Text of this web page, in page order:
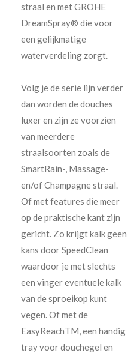
straal en met GROHE
DreamSpray® die voor
een gelijkmatige
waterverdeling zorgt.
Volg je de serie lijn verder
dan worden de douches
luxer en zijn ze voorzien
van meerdere
straalsoorten zoals de
SmartRain-, Massage-
en/of Champagne straal.
Of met features die meer
op de praktische kant zijn
gericht. Zo krijgt kalk geen
kans door SpeedClean
waardoor je met slechts
een vinger eventuele kalk
van de sproeikop kunt
vegen. Of met de
EasyReachTM, een handig
tray voor douchegel en